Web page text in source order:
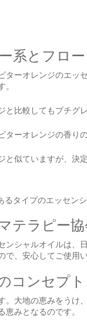
系とフロ
ターオレンジのエッ
。
と比較してもプチグ
ターオレンジの香り
と似ていますが、決
るタイプのエッセン
テラピー
ンシャルオイルは、
で、安心してご使用
コンセプト
。大地の恵みをうけ
恵みとなるのです。